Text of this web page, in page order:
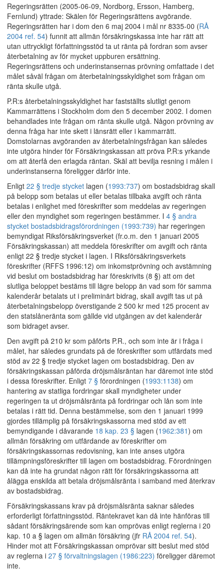
Regeringsrätten (2005-06-09, Nordborg, Ersson, Hamberg,
Fernlund) yttrade: Skälen för Regeringsrättens avgörande.
Regeringsrätten har i dom den 6 maj 2004 i mål nr 8335-00 (RÅ
2004 ref. 54) funnit att allmän försäkringskassa inte har rätt att
utan uttryckligt författningsstöd ta ut ränta på fordran som avser
återbetalning av för mycket uppburen ersättning.
Regeringsrättens och underinstansernas prövning omfattade i det
målet såväl frågan om återbetalningsskyldighet som frågan om
ränta skulle utgå.
P.R:s återbetalningsskyldighet har fastställts slutligt genom
Kammarrättens i Stockholm dom den 5 december 2002. I domen
behandlades inte frågan om ränta skulle utgå. Någon prövning av
denna fråga har inte skett i länsrätt eller i kammarrätt.
Domstolarnas avgöranden av återbetalningsfrågan kan således
inte utgöra hinder för Försäkringskassan att pröva P.R:s yrkande
om att återfå den erlagda räntan. Skäl att bevilja resning i målen i
underinstanserna föreligger därför inte.
Enligt 22 § tredje stycket lagen (1993:737) om bostadsbidrag skall
på belopp som betalas ut eller betalas tillbaka avgift och ränta
betalas i enlighet med föreskrifter som meddelas av regeringen
eller den myndighet som regeringen bestämmer. I 4 § andra
stycket bostadsbidragsförordningen (1993:739) har regeringen
bemyndigat Riksförsäkringsverket (fr.o.m. den 1 januari 2005
Försäkringskassan) att meddela föreskrifter om avgift och ränta
enligt 22 § tredje stycket i lagen. I Riksförsäkringsverkets
föreskrifter (RFFS 1996:12) om inkomstprövning och avstämning
vid beslut om bostadsbidrag har föreskrivits (8 §) att om det
slutliga beloppet bestäms till lägre belopp än vad som för samma
kalenderår betalats ut i preliminärt bidrag, skall avgift tas ut på
återbetalningsbelopp överstigande 2 500 kr med 125 procent av
den statslåneränta som gällde vid utgången av det kalenderår
som bidraget avser.
Den avgift på 210 kr som påförts P.R., och som inte är i fråga i
målet, har således grundats på de föreskrifter som utfärdats med
stöd av 22 § tredje stycket lagen om bostadsbidrag. Den av
försäkringskassan påförda dröjsmålsräntan har däremot inte stöd
i dessa föreskrifter. Enligt 7 § förordningen (1993:1138) om
hantering av statliga fordringar skall myndigheter under
regeringen ta ut dröjsmålsränta på fordringar och lån som inte
betalas i rätt tid. Denna bestämmelse, som den 1 januari 1999
gjordes tillämplig på försäkringskassorna med stöd av ett
bemyndigande i dåvarande 18 kap. 23 § lagen (1962:381) om
allmän försäkring om utfärdande av föreskrifter om
försäkringskassornas redovisning, kan inte anses utgöra
tillämpningsföreskrifter till lagen om bostadsbidrag. Förordningen
kan då inte ha grundat någon rätt för försäkringskassorna att
ålägga enskilda att betala dröjsmålsränta i samband med återkrav
av bostadsbidrag.
Försäkringskassans krav på dröjsmålsränta saknar således
erforderligt författningsstöd. Räntekravet kan då inte hänföras till
sådant försäkringsärende som kan omprövas enligt reglerna i 20
kap. 10 a § lagen om allmän försäkring (jfr RÅ 2004 ref. 54).
Hinder mot att Försäkringskassan omprövar sitt beslut med stöd
av reglerna i 27 § förvaltningslagen (1986:223) föreligger däremot
inte.